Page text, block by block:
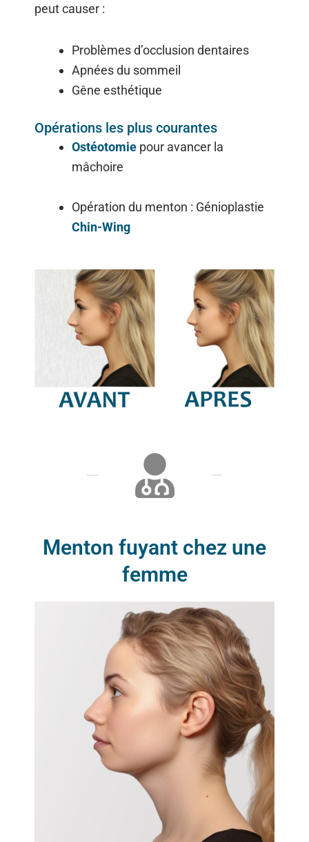
peut causer :
Problèmes d’occlusion dentaires
Apnées du sommeil
Gêne esthétique
Opérations les plus courantes
Ostéotomie pour avancer la
mâchoire
Opération du menton : Génioplastie
Chin-Wing
Menton fuyant chez une
femme